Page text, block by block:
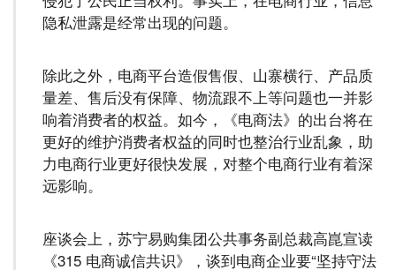
隐私泄露是经常出现的问题。
除此之外，电商平台造假售假、山寨横行、产品质
量差、售后没有保障、物流跟不上等问题也一并影
响着消费者的权益。如今，《电商法》的出台将在
更好的维护消费者权益的同时也整治行业乱象，助
力电商行业更好很快发展，对整个电商行业有着深
远影响。
座谈会上，苏宁易购集团公共事务副总裁高崑宣读
《315 电商诚信共识》，谈到电商企业要“坚持守法